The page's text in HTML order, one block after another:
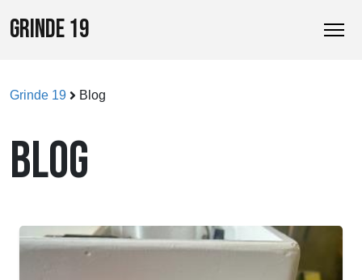
GRINDE 19
Grinde 19 Blog
BLOG